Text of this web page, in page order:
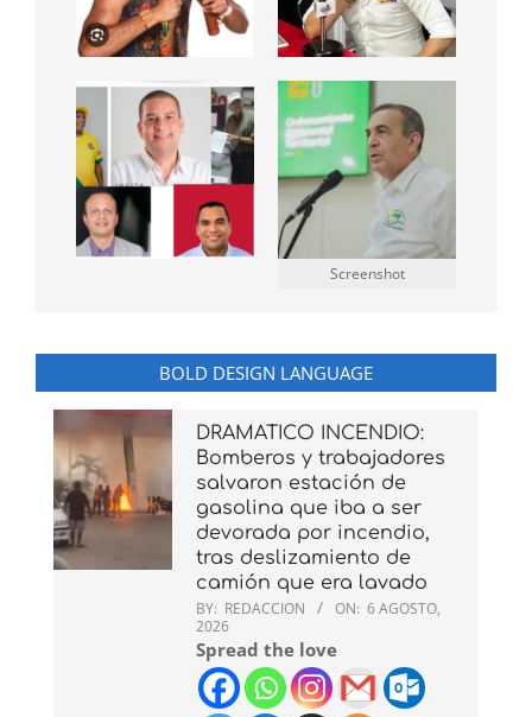
Screenshot
BOLD DESIGN LANGUAGE
DRAMATICO INCENDIO:
Bomberos y trabajadores
salvaron estación de
gasolina que iba a ser
devorada por incendio,
tras deslizamiento de
camión que era lavado
BY: REDACCION ON: 6 AGOSTO,
2026
Spread the love